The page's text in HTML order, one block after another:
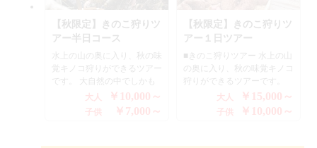
人数から参加出来ますので、
お友達や家族でご参加いただ
けます。 ◆参加条件 ・どな
たでも参加できます ・5歳か
ら OK ◆集合時間 AM8:30
集合 PM12:30集合（このツ
アーは半日コースで行いま
す） ◆予約方法 ☎0278-72-
5086 Web予約の方は、下記フ
ングとアウトドアのＴＯＰ水
お友達や家族でご参加いただ
けます。 ◆参加条件 ・どな
たでも参加できます ・5歳か
ら OK ◆集合時間 AM8:30
集合、PM16:00までの１日コ
ース ◆予約方法 ☎0278-72-
5086 Web予約の方は、下記フ
ォームからお願いいたしま
上カンパニー 〒379-1725
【秋限定】きのこ狩りツ
アー半日コース
水上の山の奥に入り、秋の味
覚キノコ狩りができるツアー
です。 大自然の中でしかも
あまり人の入ることの無い場
所へきのこ狩りの名人がご案
内いたします。 葉の山々
空、そして風、ここ水上の大
大人 ￥10,000～
子供 ￥7,000～
【秋限定】きのこ狩りツ
アー１日ツアー
■きのこ狩りツアー 水上の山
の奥に入り、秋の味覚キノコ
狩りができるツアーです。
大自然の中でしかもあまり人
の入ることの無い場所へきの
こ狩りの名人がご案内いたし
覚、爽やかな秋の空、そして
大人 ￥15,000～
子供 ￥10,000～